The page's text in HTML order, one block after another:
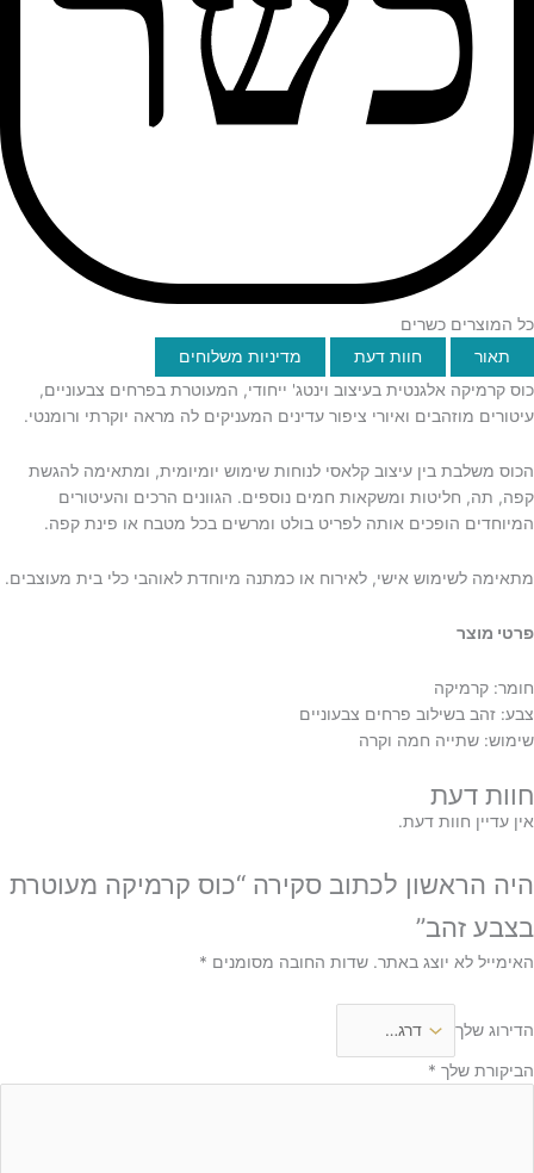
כל המוצרים כשרים
תאור
חוות דעת
מדיניות משלוחים
כוס קרמיקה אלגנטית בעיצוב וינטג' ייחודי, המעוטרת בפרחים צבעוניים,
עיטורים מוזהבים ואיורי ציפור עדינים המעניקים לה מראה יוקרתי ורומנטי.
הכוס משלבת בין עיצוב קלאסי לנוחות שימוש יומיומית, ומתאימה להגשת
קפה, תה, חליטות ומשקאות חמים נוספים. הגוונים הרכים והעיטורים
המיוחדים הופכים אותה לפריט בולט ומרשים בכל מטבח או פינת קפה.
מתאימה לשימוש אישי, לאירוח או כמתנה מיוחדת לאוהבי כלי בית מעוצבים.
פרטי מוצר
חומר: קרמיקה
צבע: זהב בשילוב פרחים צבעוניים
שימוש: שתייה חמה וקרה
חוות דעת
אין עדיין חוות דעת.
היה הראשון לכתוב סקירה “כוס קרמיקה מעוטרת
בצבע זהב”
האימייל לא יוצג באתר. שדות החובה מסומנים *
הדירוג שלך
הביקורת שלך *